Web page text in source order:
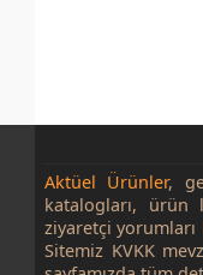
Aktüel Ürünler,
katalogları, ürün
ziyaretçi
Sitemiz KVKK